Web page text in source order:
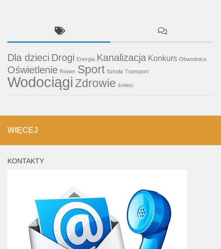
Dla dzieci Drogi Energia Kanalizacja Konkurs Obwodnica
Oświetlenie Rower Sport Szkoła Transport
WodociągiZdrowie śmieci
WIĘCEJ
KONTAKTY